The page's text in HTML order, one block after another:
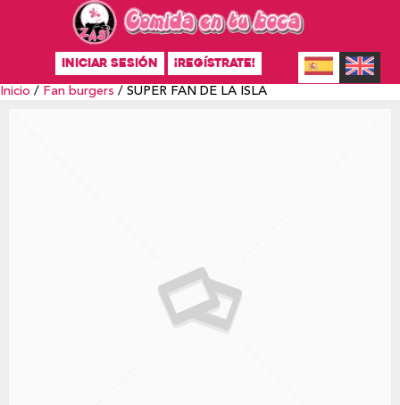
INICIAR SESIÓN ¡REGÍSTRATE!
Inicio / Fan burgers / SUPER FAN DE LA ISLA